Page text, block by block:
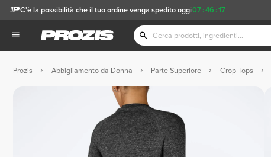
07 :46 :17
C'è la possibilità che il tuo ordine venga spedito oggi
Prozis Abbigliamento da Donna Parte Superiore Crop Tops